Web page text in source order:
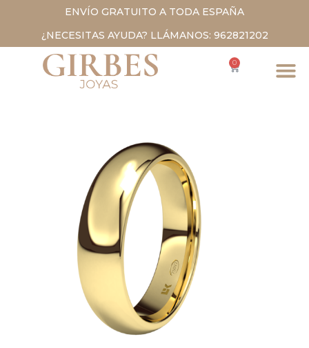
ENVÍO GRATUITO A TODA ESPAÑA
¿NECESITAS AYUDA? LLÁMANOS: 962821202
0